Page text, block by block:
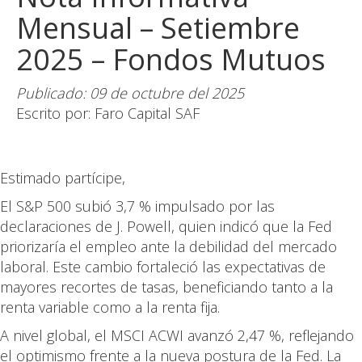
Mensual – Setiembre
2025 – Fondos Mutuos
Publicado: 09 de octubre del 2025
Escrito por: Faro Capital SAF
Estimado partícipe,
El S&P 500 subió 3,7 % impulsado por las
declaraciones de J. Powell, quien indicó que la Fed
priorizaría el empleo ante la debilidad del mercado
laboral. Este cambio fortaleció las expectativas de
mayores recortes de tasas, beneficiando tanto a la
renta variable como a la renta fija.
A nivel global, el MSCI ACWI avanzó 2,47 %, reflejando
el optimismo frente a la nueva postura de la Fed. La